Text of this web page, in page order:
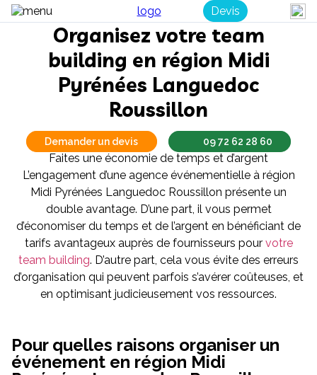
Devis
Organisez votre team
building en région Midi
Pyrénées Languedoc
Roussillon
Demander un devis 09 72 62 28 60
Faites une économie de temps et d’argent
L’engagement d’une agence événementielle à région
Midi Pyrénées Languedoc Roussillon présente un
double avantage. D’une part, il vous permet
d’économiser du temps et de l’argent en bénéficiant de
tarifs avantageux auprès de fournisseurs pour votre
team building. D’autre part, cela vous évite des erreurs
d’organisation qui peuvent parfois s’avérer coûteuses, et
en optimisant judicieusement vos ressources.
Pour quelles raisons organiser un
événement en région Midi